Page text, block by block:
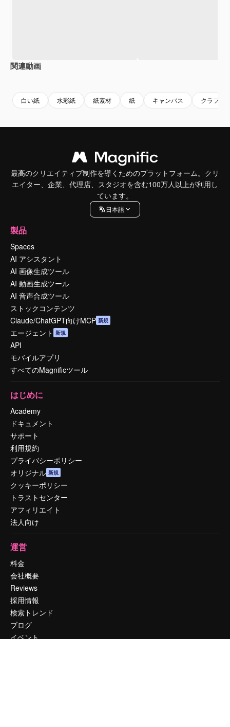
関連動画
白い紙 水彩紙 紙素材 紙 キャンバス クラフト
最高のクリエイティブ制作を導くためのプラットフォーム。クリ
エイター、企業、代理店、スタジオを含む100万人以上が利用し
ています。
日本語
製品
Spaces
AI アシスタント
AI 画像生成ツール
AI 動画生成ツール
AI 音声合成ツール
ストックコンテンツ
Claude/ChatGPT向けMCP 新規
エージェント 新規
API
モバイルアプリ
すべてのMagnificツール
はじめに
Academy
ドキュメント
サポート
利用規約
プライバシーポリシー
オリジナル 新規
クッキーポリシー
トラストセンター
アフィリエイト
法人向け
運営
料金
会社概要
Reviews
採用情報
検索トレンド
ブログ
イベント